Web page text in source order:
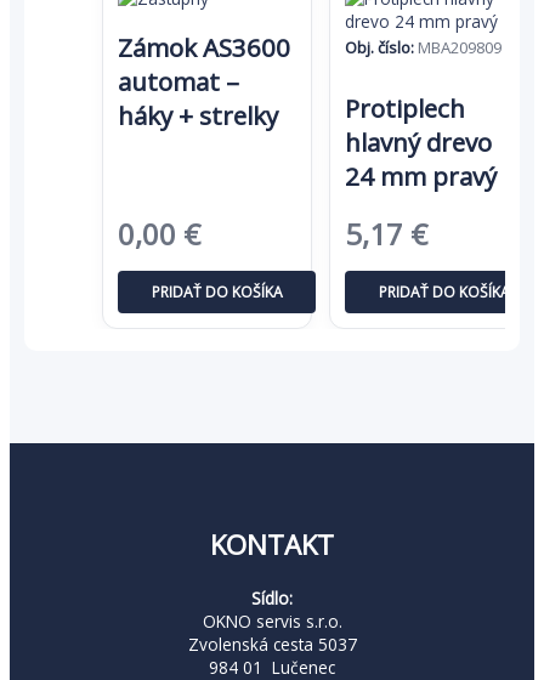
Zámok AS3600
automat –
háky + strelky
0,00 €
PRIDAŤ DO KOŠÍKA
Obj. číslo: MBA209809
Protiplech
hlavný drevo
24 mm pravý
Pôvodná
cena
bola:
5,17 €
cena
je:
PRIDAŤ DO KOŠÍKA
KONTAKT
Sídlo:
OKNO servis s.r.o.
Zvolenská cesta 5037
984 01 Lučenec